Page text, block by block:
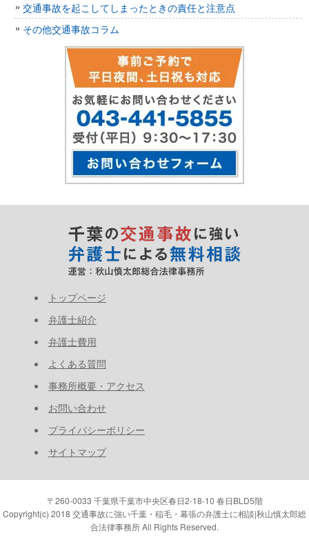
交通事故を起こしてしまったときの責任と注意点
その他交通事故コラム
トップページ
弁護士紹介
弁護士費用
よくある質問
事務所概要・アクセス
お問い合わせ
プライバシーポリシー
サイトマップ
〒260-0033 千葉県千葉市中央区春日2-18-10 春日BLD5階
Copyright(c) 2018 交通事故に強い千葉・稲毛・幕張の弁護士に相談|秋山慎太郎総
合法律事務所 All Rights Reserved.